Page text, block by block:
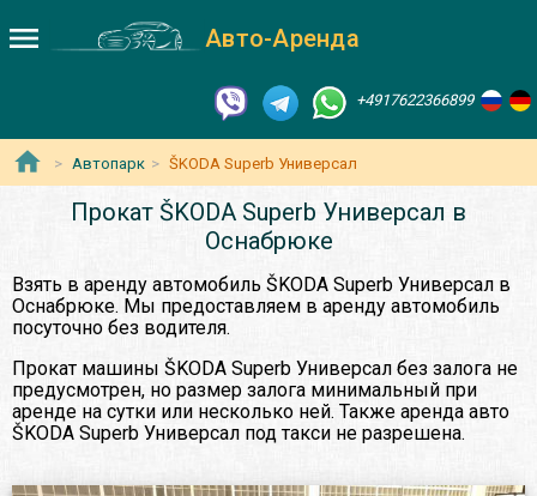
Авто-Аренда
+4917622366899
Автопарк ŠKODA Superb Универсал
Прокат ŠKODA Superb Универсал в
Оснабрюке
Взять в аренду автомобиль ŠKODA Superb Универсал в
Оснабрюке. Мы предоставляем в аренду автомобиль
посуточно без водителя.
Прокат машины ŠKODA Superb Универсал без залога не
предусмотрен, но размер залога минимальный при
аренде на сутки или несколько ней. Также аренда авто
ŠKODA Superb Универсал под такси не разрешена.